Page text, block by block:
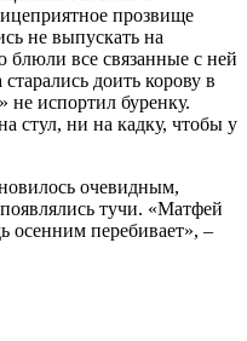
прозвище
не выпускать на
блюли все связанные с ней
доить корову в
не испортил буренку.
стул, ни на кадку, чтобы у
очевидным,
тучи. «Матфей
осенним перебивает», –